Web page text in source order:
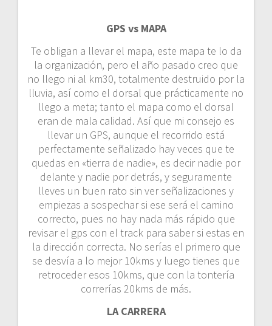
GPS vs MAPA
Te obligan a llevar el mapa, este mapa te lo da
la organización, pero el año pasado creo que
no llego ni al km30, totalmente destruido por la
lluvia, así como el dorsal que prácticamente no
llego a meta; tanto el mapa como el dorsal
eran de mala calidad. Así que mi consejo es
llevar un GPS, aunque el recorrido está
perfectamente señalizado hay veces que te
quedas en «tierra de nadie», es decir nadie por
delante y nadie por detrás, y seguramente
lleves un buen rato sin ver señalizaciones y
empiezas a sospechar si ese será el camino
correcto, pues no hay nada más rápido que
revisar el gps con el track para saber si estas en
la dirección correcta. No serías el primero que
se desvía a lo mejor 10kms y luego tienes que
retroceder esos 10kms, que con la tontería
correrías 20kms de más.
LA CARRERA